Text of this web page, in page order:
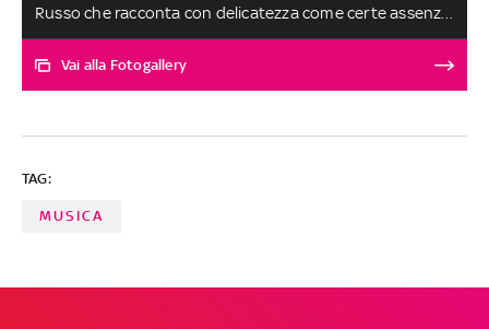
Russo che racconta con delicatezza come certe assenze
non finiscono: cambiano forma, diventano ricordo e
continuano a brillare dentro di noi. Menzione speciale
brani, scelti tra oltre 300 ascolti, sono al secondo posto
FABRIZIO BASSO
Vai alla Fotogallery
TAG:
MUSICA